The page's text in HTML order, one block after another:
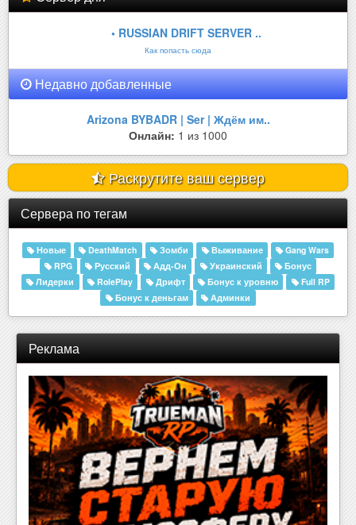
• RUSSIAN DRIFT SERVER ..
Как попасть сюда
Недавно добавленные
Arizona BYBADR | Ser | Ждём им..
Онлайн: 1 из 1000
Раскрутите ваш сервер
Сервера по тегам
Новые DeathMatch Зомби Выживание
Gang Wars
RPG
Русский Адд-Он Украинский
Бонус
Лидерки
RolePlay Дрифт Бонус к уровню
Full RP
Бонус к деньгам
Админки
Реклама